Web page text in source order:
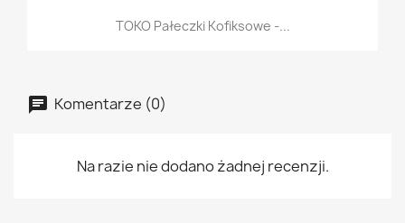
TOKO Pałeczki Kofiksowe -...
Komentarze (0)
Na razie nie dodano żadnej recenzji.